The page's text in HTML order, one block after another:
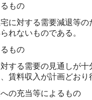
もの
に対する需要減退等の
れないものである。
もの
する需要の見通しが十
賃料収入が計画どお
の充当等によるもの